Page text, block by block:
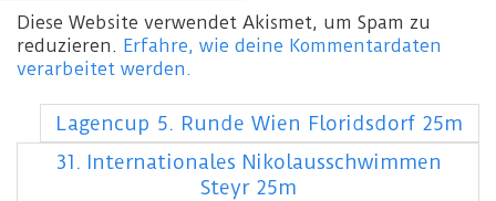
Diese Website verwendet Akismet, um Spam zu
reduzieren. Erfahre, wie deine Kommentardaten
verarbeitet werden.
Lagencup 5. Runde Wien Floridsdorf 25m
31. Internationales Nikolausschwimmen
Steyr 25m